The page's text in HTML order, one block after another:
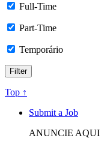
Full-Time
Part-Time
Temporário
Top ↑
Submit a Job
ANUNCIE AQUI